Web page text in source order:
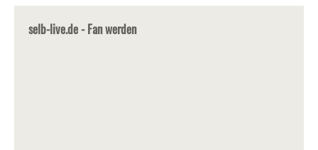
selb-live.de - Fan werden